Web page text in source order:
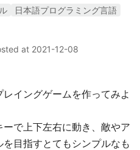
日本語プログラミング言語
at 2021-12-08
イングゲームを作ってみよ
で上下左右に動き、敵やア
目指すとてもシンプルなも